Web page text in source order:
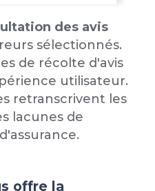
des avis
sélectionnés.
de récolte d'avis
utilisateur.
retranscrivent les
lacunes de
offre la